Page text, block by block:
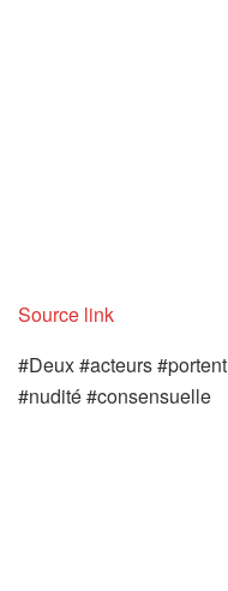
Source link
#Deux #acteurs
#nudité #consensuelle